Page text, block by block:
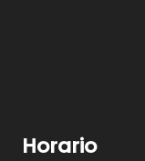
Horario